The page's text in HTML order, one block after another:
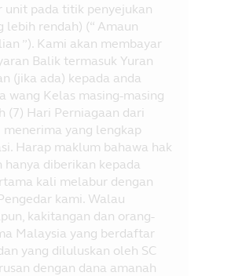
unit pada titik penyejukan
lebih rendah) (“ Amaun
”). Kami akan membayar
Balik termasuk Yuran
(jika ada) kepada anda
wang Kelas masing-masing
(7) Hari Perniagaan dari
yang lengkap
Harap maklum bahawa hak
hanya diberikan kepada
kali melabur dengan
kami. Walau
kakitangan dan orang-
Malaysia yang berdaftar
yang diluluskan oleh SC
dengan dana amanah